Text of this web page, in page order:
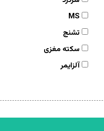
تشنج
سکته مغزی
آلزایمر